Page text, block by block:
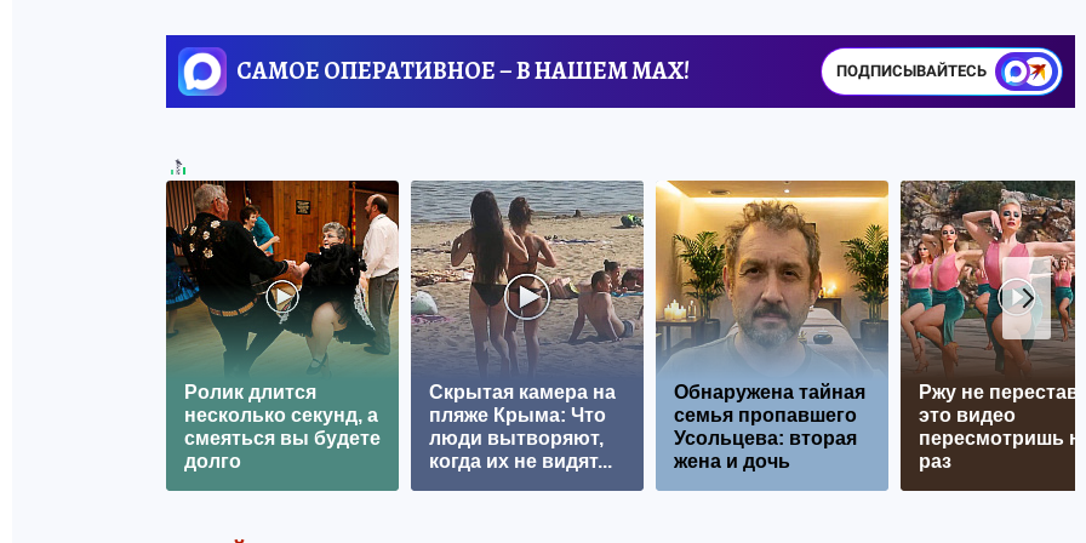
САМОЕ ОПЕРАТИВНОЕ – В НАШЕМ MAX! ПОДПИСЫВАЙТЕСЬ
Ролик длится
несколько секунд, а
смеяться вы будете
долго
Скрытая камера на
пляже Крыма: Что
люди вытворяют,
когда их не видят...
Обнаружена тайная
семья пропавшего
Усольцева: вторая
жена и дочь
Ржу не
это видео
пересмотришь не
раз